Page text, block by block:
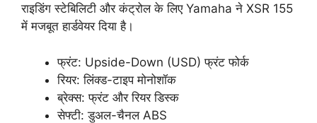
राइडिंग स्टेबिलिटी और कंट्रोल के लिए Yamaha ने XSR 155
में मजबूत हार्डवेयर दिया है।
फ्रंट: Upside-Down (USD) फ्रंट फोर्क
रियर: लिंक्ड-टाइप मोनोशॉक
ब्रेक्स: फ्रंट और रियर डिस्क
सेफ्टी: डुअल-चैनल ABS